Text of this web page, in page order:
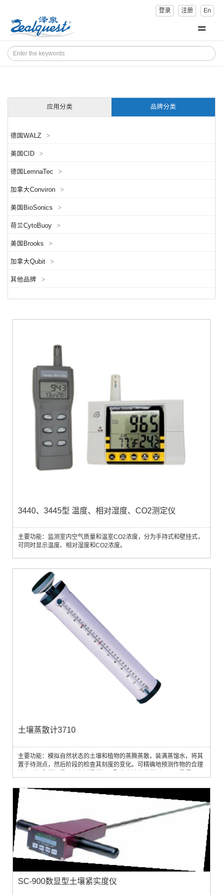
登录 注册 En
应用分类 品牌分类
德国WALZ >
美国CID >
德国LemnaTec >
加拿大Conviron >
美国BioSonics >
荷兰CytoBuoy >
美国Brooks >
加拿大Qubit >
其他品牌 >
3440、3445型 温度、相对湿度、CO2测定仪
主要功能：监测室内空气质量和温室CO2浓度，分为手持式和壁挂式，
可同时显示温度、相对湿度和CO2浓度。
土壤蒸散计3710
主要功能：模拟自然状态的土壤和植物的蒸腾蒸散，装满蒸馏水，将其
置于待测点，然后阶段的检查其刻度的变化。可精确地预测作物的合理
SC-900数显型土壤紧实度仪